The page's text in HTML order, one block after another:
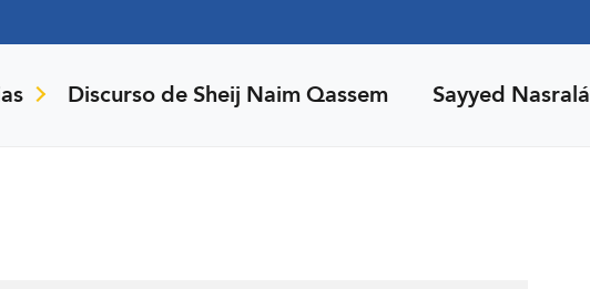
Discurso de Sheij Naim Qassem Sayyed Nasralá